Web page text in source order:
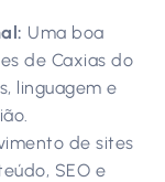
Uma boa
de Caxias do
linguagem e
de sites
SEO e